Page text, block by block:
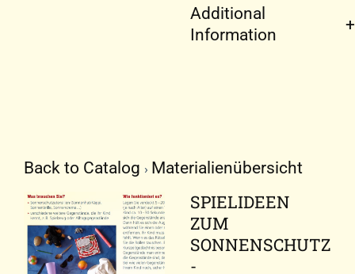
Additional
Information
Back to Catalog Materialienübersicht
SPIELIDEEN
ZUM
SONNENSCHUTZ
-